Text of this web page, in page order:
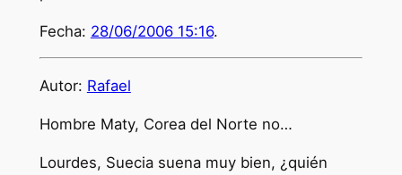
Fecha: 28/06/2006 15:16.
Autor: Rafael
Hombre Maty, Corea del Norte no…
Lourdes, Suecia suena muy bien, ¿quién